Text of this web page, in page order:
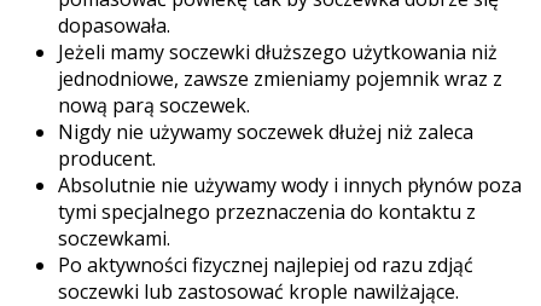
dopasowała.
Jeżeli mamy soczewki dłuższego użytkowania niż
jednodniowe, zawsze zmieniamy pojemnik wraz z
nową parą soczewek.
Nigdy nie używamy soczewek dłużej niż zaleca
producent.
Absolutnie nie używamy wody i innych płynów poza
tymi specjalnego przeznaczenia do kontaktu z
soczewkami.
Po aktywności fizycznej najlepiej od razu zdjąć
soczewki lub zastosować krople nawilżające.